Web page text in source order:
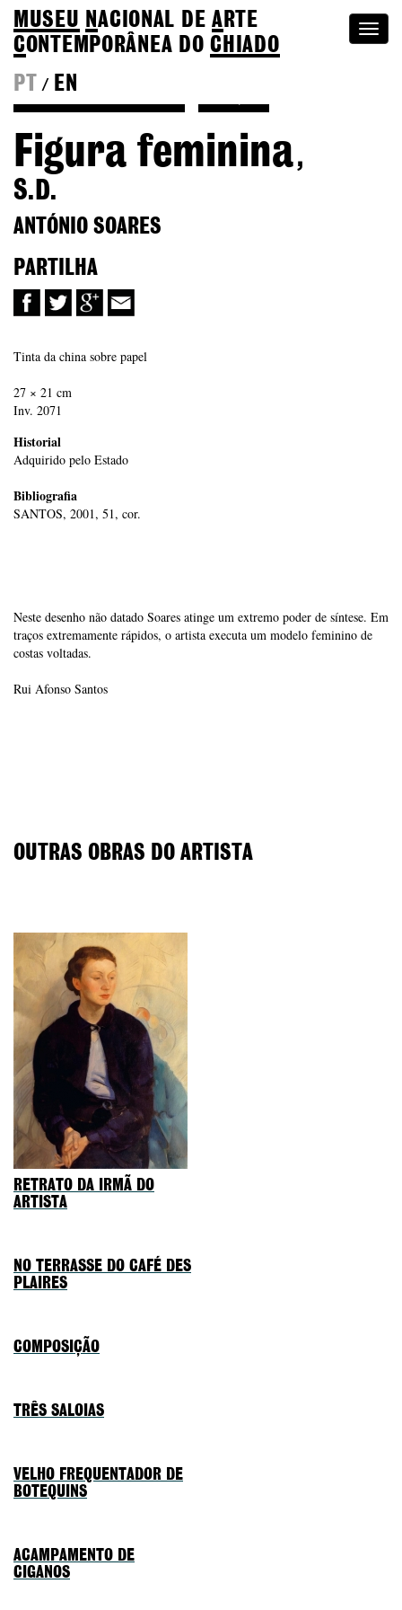
MUSEU NACIONAL DEA RTE
CONTEMPORÂNEA DOCHIADO
PT
/ EN
Figura feminina,
S.D.
ANTÓNIO SOARES
PARTILHA
Tinta da china sobre papel
27 × 21 cm
Inv. 2071
Historial
Adquirido pelo Estado
Bibliografia
SANTOS, 2001, 51, cor.
Neste desenho não datado Soares atinge um extremo poder de síntese. Em
traços extremamente rápidos, o artista executa um modelo feminino de
costas voltadas.
Rui Afonso Santos
OUTRAS OBRAS DO ARTISTA
RETRATO DA IRMÃ DO
ARTISTA
NO TERRASSE DO CAFÉ DES
PLAIRES
COMPOSIÇÃO
TRÊS SALOIAS
VELHO FREQUENTADOR DE
BOTEQUINS
ACAMPAMENTO DE
CIGANOS